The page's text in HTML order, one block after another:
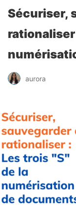
Sécuriser,
rationaliser
aurora